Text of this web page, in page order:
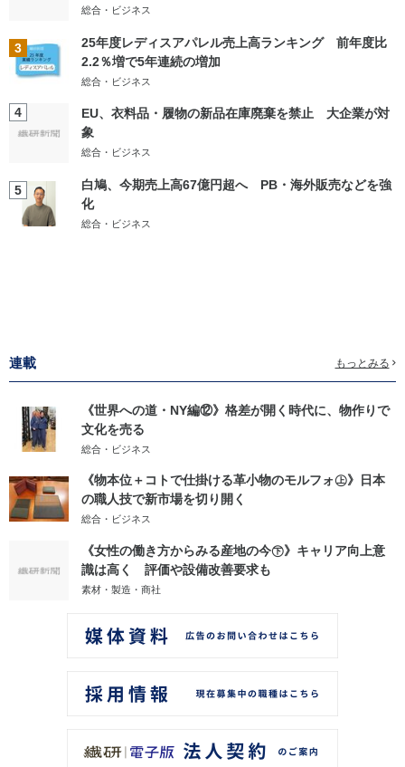
総合・ビジネス
3
25年度レディスアパレル売上高ランキング 前年度比
2.2％増で5年連続の増加
総合・ビジネス
4
EU、衣料品・履物の新品在庫廃棄を禁止 大企業が対
象
総合・ビジネス
5
白鳩、今期売上高67億円超へ PB・海外販売などを強
化
総合・ビジネス
連載 もっとみる
《世界への道・NY編⑫》格差が開く時代に、物作りで
文化を売る
総合・ビジネス
《物本位＋コトで仕掛ける革小物のモルフォ㊤》日本
の職人技で新市場を切り開く
総合・ビジネス
《女性の働き方からみる産地の今㊦》キャリア向上意
識は高く 評価や設備改善要求も
素材・製造・商社